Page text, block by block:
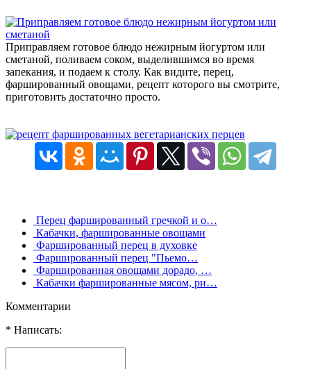
Приправляем готовое блюдо нежирным йогуртом или
сметаной, поливаем соком, выделившимся во время
запекания, и подаем к столу. Как видите, перец,
фаршированный овощами, рецепт которого вы смотрите,
приготовить достаточно просто.
Перец фаршированный гречкой и о…
Кабачки, фаршированные овощами
Фаршированный перец в духовке
Фаршированный перец "Пьемо…
Фаршированная овощами дорадо, …
Кабачки фаршированные мясом, ри…
Комментарии
* Написать: